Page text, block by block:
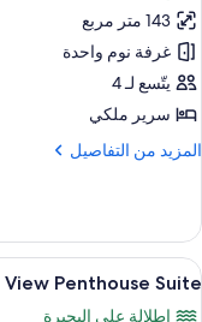
Strip
View
Penthouse
Suite
143 متر مربع
غرفة نوم واحدة
يتّسع لـ 4
سرير ملكي
المزيد من التفاصيل
المزيد
Strip
View
Penthouse
استعراض
جميع
8
View Penthouse Suite
إطلالة على البحيرة